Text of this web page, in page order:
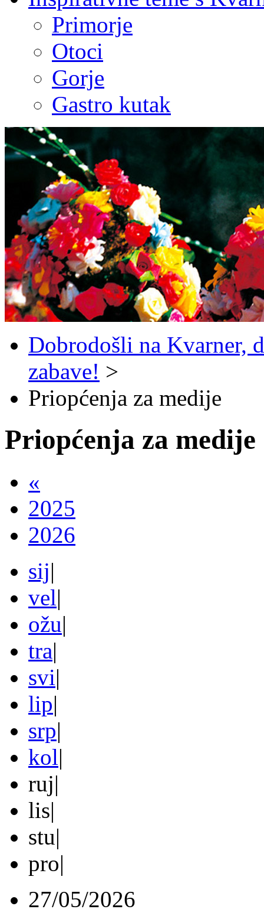
Primorje
Otoci
Gorje
Gastro kutak
Dobrodošli na Kvarner,
zabave! >
Priopćenja za medije
Priopćenja za medije
«
2025
2026
sij|
vel|
ožu|
tra|
svi|
lip|
srp|
kol|
ruj|
lis|
stu|
pro|
27/05/2026